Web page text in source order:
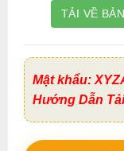
TẢI VỀ
Mật khẩu:
Hướng Dẫn Tải